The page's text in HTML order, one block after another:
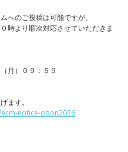
へのご投稿は可能ですが、
時より順次対応させていただきま
月）０９：５９
ます。
notice-obon2026